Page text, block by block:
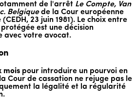
de l'arrêt Le Compte, Van
Belgiquede la Cour européenne
23 juin 1981). Le choix entre
est une décision
avec votre avocat.
mois pour introduire un pourvoi en
Cour de cassation ne rejuge pas le
la légalité et la régularité